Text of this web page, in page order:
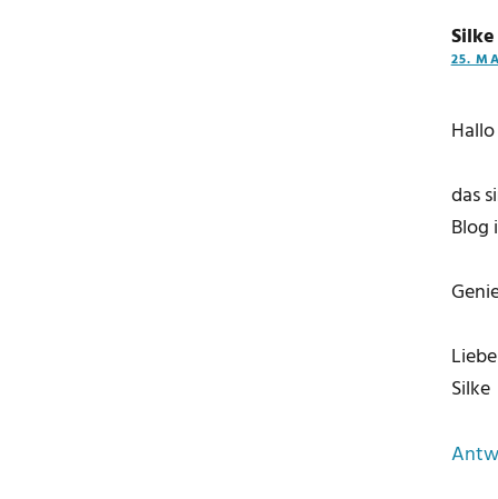
Silke
25.
das
Blog
Silke